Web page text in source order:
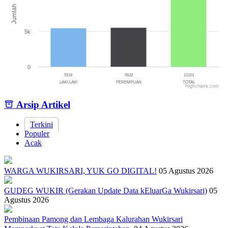
Jumlah
5519
LAKI-LAKI
5632
PEREMPUAN
11151
TOTAL
0
5k
Highcharts.com
Arsip Artikel
Terkini
Populer
Acak
WARGA WUKIRSARI, YUK GO DIGITAL! 05 Agustus 2026
GUDEG WUKIR (Gerakan Update Data kEluarGa Wukirsari) 05
Agustus 2026
Pembinaan Pamong dan Lembaga Kalurahan Wukirsari